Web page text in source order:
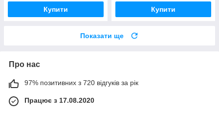
Купити Купити
Показати ще
Про нас
97% позитивних з 720 відгуків за рік
Працює з 17.08.2020